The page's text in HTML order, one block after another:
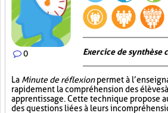
0 Exercice de
La Minute de réflexionpermet à
rapidement la compréhension des élèves
apprentissage. Cette technique propose
des questions liées à leurs